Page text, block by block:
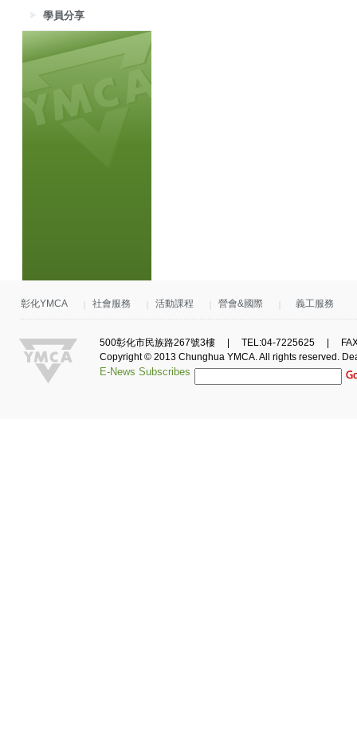
學員分享
彰化YMCA 社會服務 活動課程 營會&國際 義工服務
500彰化市民族路267號3樓 | TEL:04-7225625 |
Copyright © 2013 Chunghua YMCA. All rights reserved.
E-News Subscribes